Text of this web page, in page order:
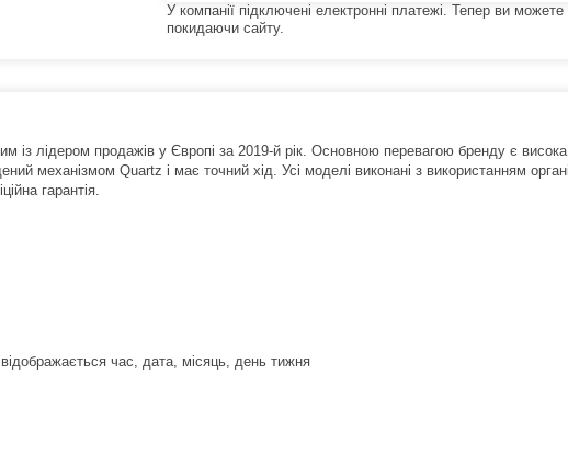
У компанії підключені електронні платежі. Тепер ви
покидаючи сайту.
із лідером продажів у Європі за 2019-й рік. Основною перевагою бренду є
механізмом Quartz і має точний хід. Усі моделі виконані з використанням
гарантія.
відображається час, дата, місяць, день тижня